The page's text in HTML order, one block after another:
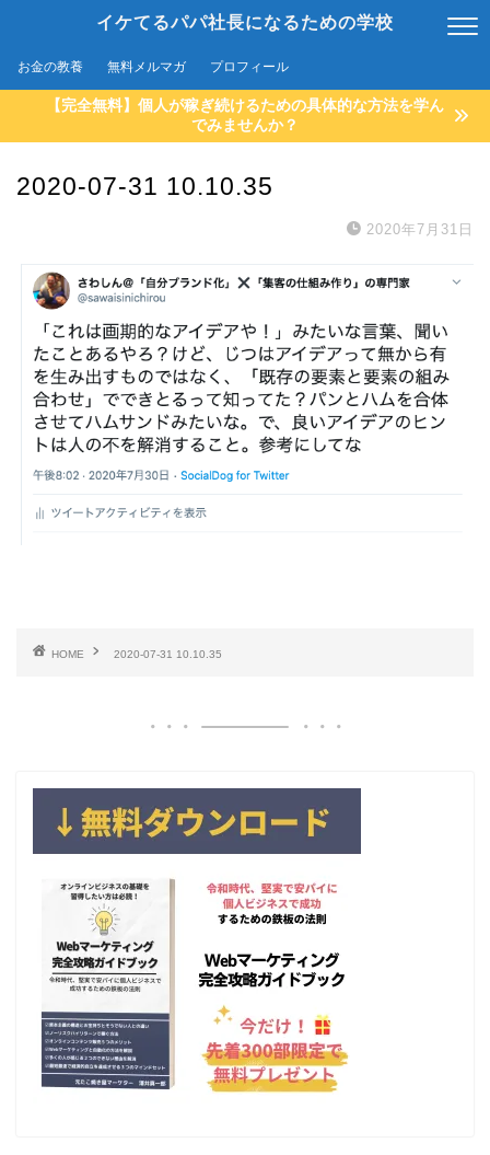
イケてるパパ社長になるための学校
お金の教養 無料メルマガ プロフィール
【完全無料】個人が稼ぎ続けるための具体的な方法を学ん
でみませんか？
2020-07-31 10.10.35
2020年7月31日
HOME 2020-07-31 10.10.35